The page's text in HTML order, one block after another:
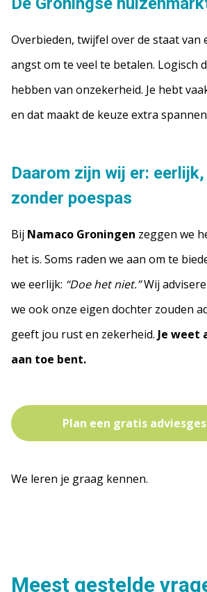
Overbieden, twijfel over de staat van
angst om te veel te betalen. Logisch
hebben van onzekerheid. Je hebt
en dat maakt de keuze extra
Daarom zijn wij er:
zonder poespas
Bij Namaco Groningen zeggen we
het is. Soms raden we aan om te
we eerlijk: “Doe het niet.”Wij
we ook onze eigen dochter zouden
geeft jou rust en zekerheid. Je weet
aan toe bent.
Plan een gratis
We leren je graag kennen.
Meest gestelde